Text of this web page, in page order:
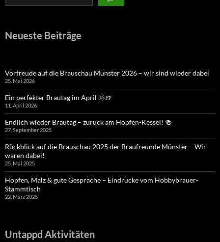
Neueste Beiträge
Vorfreude auf die Brauschau Münster 2026 – wir sind wieder dabei
25. Mai 2026
Ein perfekter Brautag im April 🌞🍺
11. April 2026
Endlich wieder Brautag – zurück am Hopfen-Kessel! 🍻
27. September 2025
Rückblick auf die Brauschau 2025 der Braufreunde Münster – Wir
waren dabei!
25. Mai 2025
Hopfen, Malz & gute Gespräche – Eindrücke vom Hobbybrauer-
Stammtisch
22. März 2025
Untappd Aktivitäten